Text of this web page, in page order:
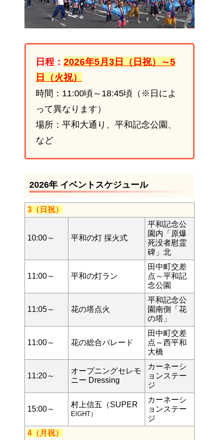
日程： 2026年5月3日（日祝）～5
日（火祝）
時間：11:00頃～18:45頃（※日によ
って異なります）
場所：平和大通り、平和記念公園、
など
2026年 イベントスケジュール
3（日祝）
10:00～ 平和の灯 採火式
平和記念公
園内「原爆
死没者慰霊
碑」北
11:00～ 平和の灯ラン
田中町交差
点～平和記
念公園
11:05～ 花の塔点火
平和記念公
園南側「花
の塔」
11:00～ 花の総合パレード
田中町交差
点～西平和
大橋
11:20～
オープニングセレモ
ニー Dressing
カーネーシ
ョンステー
ジ
15:00～
村上信五（SUPER
EIGHT）
カーネーシ
ョンステー
ジ
4（月祝）